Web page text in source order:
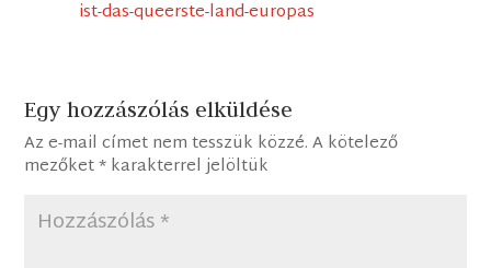
ist-das-queerste-land-europas
Egy hozzászólás elküldése
Az e-mail címet nem tesszük közzé. A kötelező
mezőket*karakterrel jelöltük